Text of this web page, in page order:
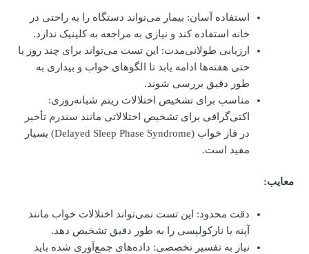
استفاده آسان: بیمار می‌تواند دستگاه را به راحتی در
خانه استفاده کند و نیازی به مراجعه به کلینیک ندارد.
ارزیابی طولانی‌مدت: این تست می‌تواند برای چند روز یا
حتی هفته‌ها ادامه یابد تا الگوهای خواب و بیداری به
طور دقیق بررسی شوند.
مناسب برای تشخیص اختلالات ریتم شبانه‌روزی:
اکتی‌گرافی برای تشخیص اختلالاتی مانند سندرم تأخیر
در فاز خواب (Delayed Sleep Phase Syndrome) بسیار
مفید است.
معایب:
دقت محدود: این تست نمی‌تواند اختلالات خواب مانند
آپنه یا نارکولپسی را به طور دقیق تشخیص دهد.
نیاز به تفسیر تخصصی: داده‌های جمع‌آوری شده باید